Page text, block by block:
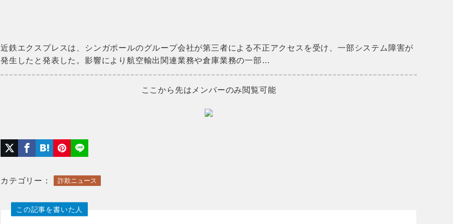
近鉄エクスプレスは、シンガポールのグループ会社が第三者による不正アクセスを受け、一部システム障害が
発生したと発表した。影響により航空輸出関連業務や倉庫業務の一部…
ここから先はメンバーのみ閲覧可能
カテゴリー： 詐欺ニュース
この記事を書いた人